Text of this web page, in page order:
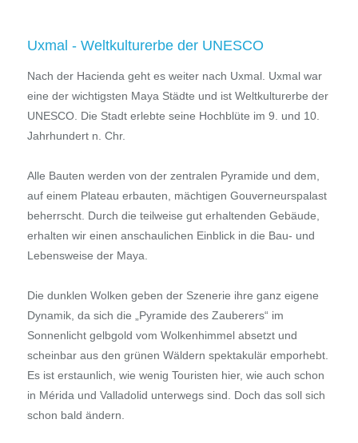
Uxmal - Weltkulturerbe der UNESCO
Nach der Hacienda geht es weiter nach Uxmal. Uxmal war
eine der wichtigsten Maya Städte und ist Weltkulturerbe der
UNESCO. Die Stadt erlebte seine Hochblüte im 9. und 10.
Jahrhundert n. Chr.
Alle Bauten werden von der zentralen Pyramide und dem,
auf einem Plateau erbauten, mächtigen Gouverneurspalast
beherrscht. Durch die teilweise gut erhaltenden Gebäude,
erhalten wir einen anschaulichen Einblick in die Bau- und
Lebensweise der Maya.
Die dunklen Wolken geben der Szenerie ihre ganz eigene
Dynamik, da sich die „Pyramide des Zauberers“ im
Sonnenlicht gelbgold vom Wolkenhimmel absetzt und
scheinbar aus den grünen Wäldern spektakulär emporhebt.
Es ist erstaunlich, wie wenig Touristen hier, wie auch schon
in Mérida und Valladolid unterwegs sind. Doch das soll sich
schon bald ändern.